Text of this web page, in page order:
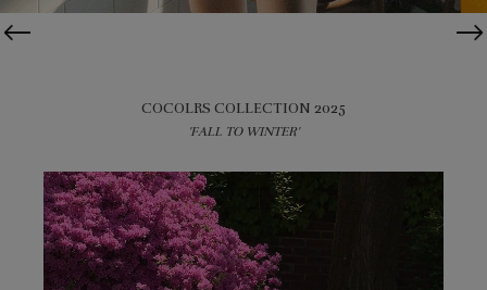
COCOLRS COLLECTION 2025
'FALL TO WINTER'